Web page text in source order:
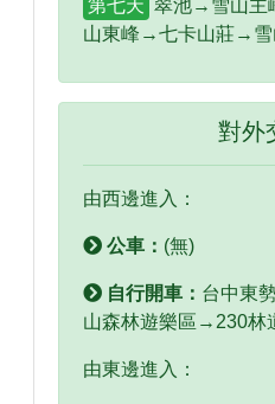
第七天 翠池→雪山主
山東峰→七卡山莊→雪
對外
由西邊進入：
公車： (無)
自行開車： 台中東
山森林遊樂區→230林
由東邊進入：